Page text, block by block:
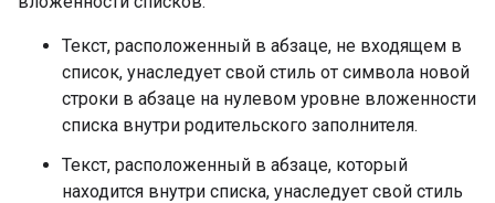
Текст, расположенный в абзаце, не входящем в
список, унаследует свой стиль от символа новой
строки в абзаце на нулевом уровне вложенности
списка внутри родительского заполнителя.
Текст, расположенный в абзаце, который
находится внутри списка, унаследует свой стиль